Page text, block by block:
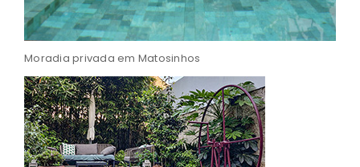
Moradia privada em Matosinhos